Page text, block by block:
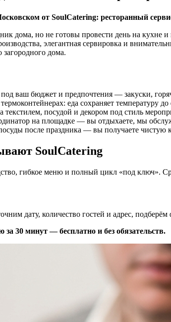
от SoulCatering: ресторанный
дома, но не готовы провести день на
элегантная сервировка и
загородного дома.
ваш бюджет и предпочтения — закуски,
еда сохраняет температуру до
текстилем, посудой и декором под стиль
на площадке — вы отдыхаете, мы
после праздника — вы получаете чистую
SoulCatering
гибкое меню и полный цикл «под ключ».
дату, количество гостей и адрес,
за 30 минут — бесплатно и без обязательств.